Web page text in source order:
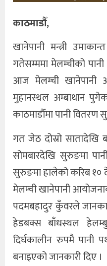
काठमाडौँ,
खानेपानी मन्त्री
गतेसम्ममा मेलम्चीको
आज मेलम्ची खानेपानी
मुहानस्थल अम्बाथान
काठमाडौँमा पानी वितरण
गत जेठ दोस्रो सातादेखि
सोमबारदेखि सुरुङमा
सुरुङमा हालेको करिब १०
मेलम्ची खानेपानी
पदमबहादुर कुँवरले
हेडबक्स बाँधस्थल
दिर्घकालीन रुपमै पानी
बनाइएको जानकारी दिए ।